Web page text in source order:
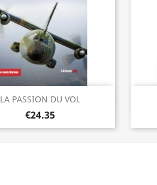
LA PASSION DU VOL
€24.35
Quick view